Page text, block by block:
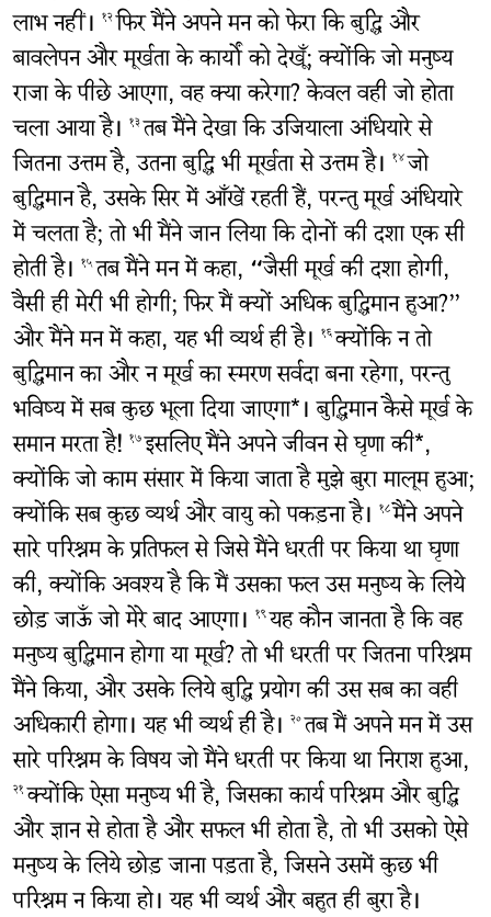
लाभ नहीं। १२फिर मैंने अपने मन को फेरा कि बुद्धि और
बावलेपन और मूर्खता के कार्यों को देखूँ; क्योंकि जो मनुष्य
राजा के पीछे आएगा, वह क्या करेगा? केवल वही जो होता
चला आया है। १३तब मैंने देखा कि उजियाला अंधियारे से
जितना उत्तम है, उतना बुद्धि भी मूर्खता से उत्तम है। १४जो
बुद्धिमान है, उसके सिर में आँखें रहती हैं, परन्तु मूर्ख अंधियारे
में चलता है; तो भी मैंने जान लिया कि दोनों की दशा एक सी
होती है। १५तब मैंने मन में कहा, “जैसी मूर्ख की दशा होगी,
वैसी ही मेरी भी होगी; फिर मैं क्यों अधिक बुद्धिमान हुआ?”
और मैंने मन में कहा, यह भी व्यर्थ ही है। १६क्योंकि न तो
बुद्धिमान का और न मूर्ख का स्मरण सर्वदा बना रहेगा, परन्तु
भविष्य में सब कुछ भूला दिया जाएगा*। बुद्धिमान कैसे मूर्ख के
समान मरता है! १७इसलिए मैंने अपने जीवन से घृणा की*,
क्योंकि जो काम संसार में किया जाता है मुझे बुरा मालूम हुआ;
क्योंकि सब कुछ व्यर्थ और वायु को पकड़ना है। १८मैंने अपने
सारे परिश्रम के प्रतिफल से जिसे मैंने धरती पर किया था घृणा
की, क्योंकि अवश्य है कि मैं उसका फल उस मनुष्य के लिये
छोड़ जाऊँ जो मेरे बाद आएगा। १९यह कौन जानता है कि वह
मनुष्य बुद्धिमान होगा या मूर्ख? तो भी धरती पर जितना परिश्रम
मैंने किया, और उसके लिये बुद्धि प्रयोग की उस सब का वही
अधिकारी होगा। यह भी व्यर्थ ही है। २०तब मैं अपने मन में उस
सारे परिश्रम के विषय जो मैंने धरती पर किया था निराश हुआ,
२१क्योंकि ऐसा मनुष्य भी है, जिसका कार्य परिश्रम और बुद्धि
और ज्ञान से होता है और सफल भी होता है, तो भी उसको ऐसे
मनुष्य के लिये छोड़ जाना पड़ता है, जिसने उसमें कुछ भी
परिश्रम न किया हो। यह भी व्यर्थ और बहुत ही बुरा है।